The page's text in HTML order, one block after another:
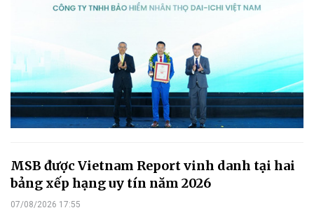
MSB được Vietnam Report vinh danh tại hai
bảng xếp hạng uy tín năm 2026
07/08/2026 17:55